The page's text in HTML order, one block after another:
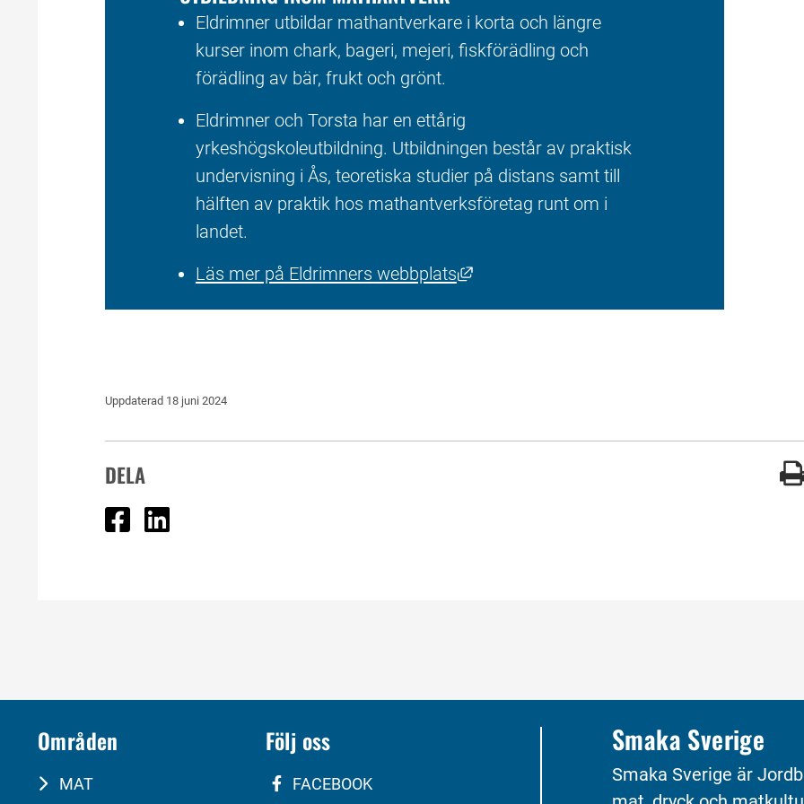
Eldrimner utbildar mathantverkare i korta och längre
kurser inom chark, bageri, mejeri, fiskförädling och
förädling av bär, frukt och grönt.
Eldrimner och Torsta har en ettårig
yrkeshögskoleutbildning. Utbildningen består av praktisk
undervisning i Ås, teoretiska studier på distans samt till
hälften av praktik hos mathantverksföretag runt om i
landet.
Läs mer på Eldrimners webbplats
Länk till annan webbplats, öppnas i nytt
Uppdaterad 18 juni 2024
DELA
Dela på Facebook
Områden
MAT
Följ oss
FACEBOOK
Smaka Sverige
Smaka Sverige är